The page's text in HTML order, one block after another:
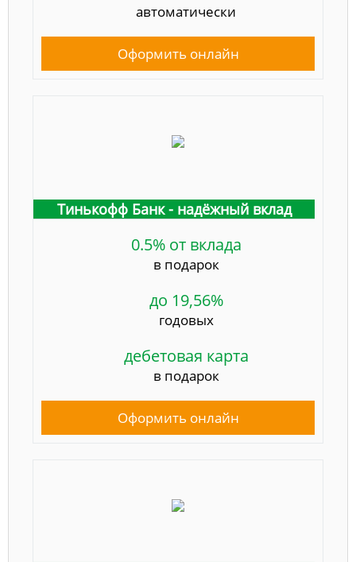
автоматически
Оформить онлайн
Тинькофф Банк - надёжный вклад
0.5% от вклада
в подарок
до 19,56%
годовых
дебетовая карта
в подарок
Оформить онлайн